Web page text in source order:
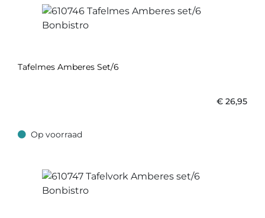
Tafelmes Amberes Set/6
€ 26,95
Op voorraad
Op voorraad